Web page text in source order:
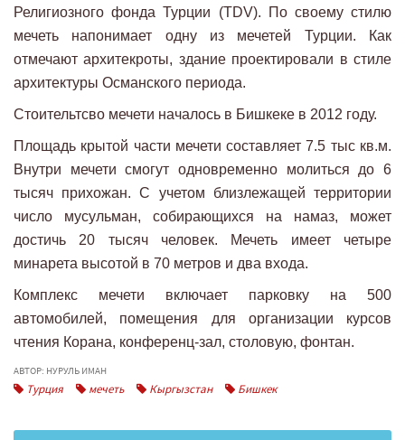
Религиозного фонда Турции (TDV). По своему стилю
мечеть напонимает одну из мечетей Турции. Как
отмечают архитекроты, здание проектировали в стиле
архитектуры Османского периода.
Стоительтсво мечети началось в Бишкеке в 2012 году.
Площадь крытой части мечети составляет 7.5 тыс кв.м.
Внутри мечети смогут одновременно молиться до 6
тысяч прихожан. С учетом близлежащей территории
число мусульман, собирающихся на намаз, может
достичь 20 тысяч человек. Мечеть имеет четыре
минарета высотой в 70 метров и два входа.
Комплекс мечети включает парковку на 500
автомобилей, помещения для организации курсов
чтения Корана, конференц-зал, столовую, фонтан.
АВТОР: НУРУЛЬ ИМАН
Турция мечеть Кыргызстан Бишкек